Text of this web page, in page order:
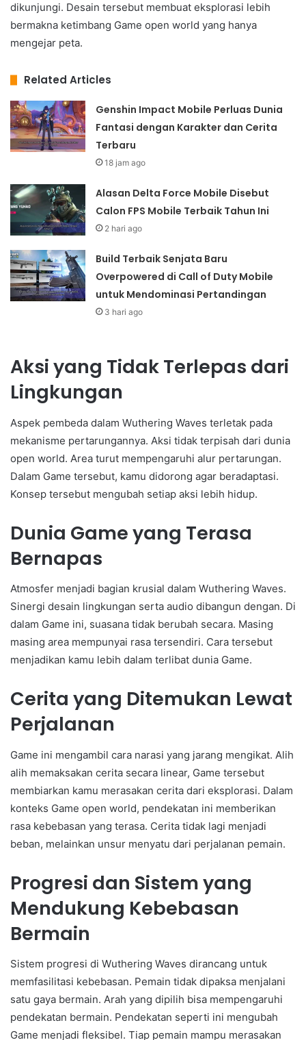
dikunjungi. Desain tersebut membuat eksplorasi lebih
bermakna ketimbang Game open world yang hanya
mengejar peta.
Related Articles
Genshin Impact Mobile Perluas Dunia
Fantasi dengan Karakter dan Cerita
Terbaru
18 jam ago
Alasan Delta Force Mobile Disebut
Calon FPS Mobile Terbaik Tahun Ini
2 hari ago
Build Terbaik Senjata Baru
Overpowered di Call of Duty Mobile
untuk Mendominasi Pertandingan
3 hari ago
Aksi yang Tidak Terlepas dari
Lingkungan
Aspek pembeda dalam Wuthering Waves terletak pada
mekanisme pertarungannya. Aksi tidak terpisah dari dunia
open world. Area turut mempengaruhi alur pertarungan.
Dalam Game tersebut, kamu didorong agar beradaptasi.
Konsep tersebut mengubah setiap aksi lebih hidup.
Dunia Game yang Terasa
Bernapas
Atmosfer menjadi bagian krusial dalam Wuthering Waves.
Sinergi desain lingkungan serta audio dibangun dengan. Di
dalam Game ini, suasana tidak berubah secara. Masing
masing area mempunyai rasa tersendiri. Cara tersebut
menjadikan kamu lebih dalam terlibat dunia Game.
Cerita yang Ditemukan Lewat
Perjalanan
Game ini mengambil cara narasi yang jarang mengikat. Alih
alih memaksakan cerita secara linear, Game tersebut
membiarkan kamu merasakan cerita dari eksplorasi. Dalam
konteks Game open world, pendekatan ini memberikan
rasa kebebasan yang terasa. Cerita tidak lagi menjadi
beban, melainkan unsur menyatu dari perjalanan pemain.
Progresi dan Sistem yang
Mendukung Kebebasan
Bermain
Sistem progresi di Wuthering Waves dirancang untuk
memfasilitasi kebebasan. Pemain tidak dipaksa menjalani
satu gaya bermain. Arah yang dipilih bisa mempengaruhi
pendekatan bermain. Pendekatan seperti ini mengubah
Game menjadi fleksibel. Tiap pemain mampu merasakan